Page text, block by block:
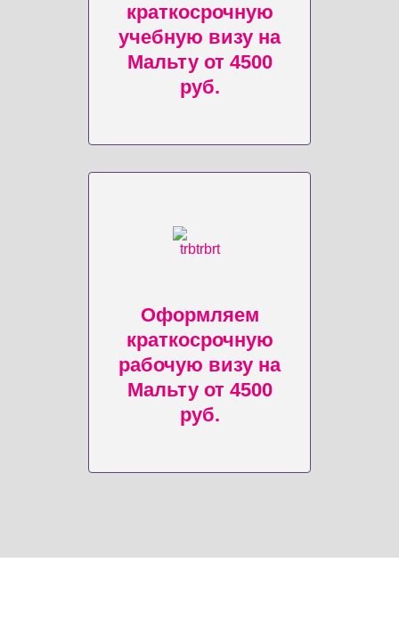
краткосрочную
учебную визу на
Мальту от 4500
руб.
Оформляем
краткосрочную
рабочую визу на
Мальту от 4500
руб.